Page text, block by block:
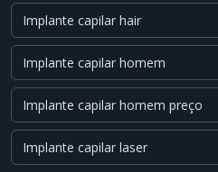
Implante capilar hair
Implante capilar homem
Implante capilar homem preço
Implante capilar laser